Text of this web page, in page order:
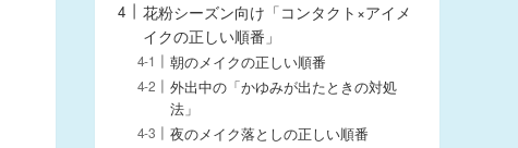
花粉シーズン向け「コンタクト×アイメ
イクの正しい順番」
朝のメイクの正しい順番
外出中の「かゆみが出たときの対処
法」
夜のメイク落としの正しい順番